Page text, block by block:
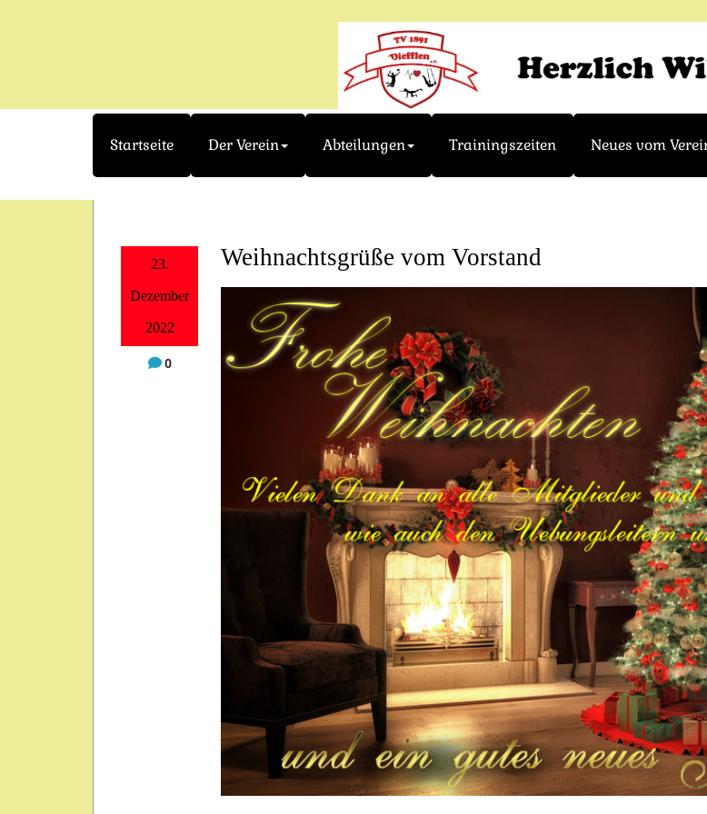
Startseite Der Verein Abteilungen Trainingszeiten Neues vom
23.
Dezember
2022
0
Weihnachtsgrüße vom Vorstand